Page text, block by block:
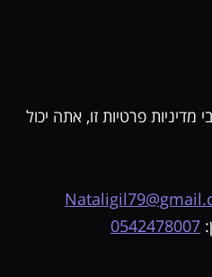
פרטיות זו, אתה יכול
0542478007